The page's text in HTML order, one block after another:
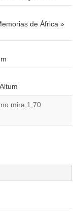
de África »
mira 1,70